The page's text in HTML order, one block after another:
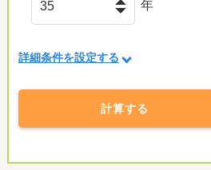
年
詳細条件を設定する
計算する